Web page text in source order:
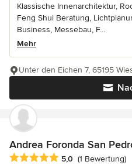
Klassische Innenarchitektur,
Feng Shui Beratung,
Business, Messebau, F...
Mehr
Unter den Eichen 7, 65195
Andrea Foronda San
Durchschnittliche Bewertung:
5,0 (1 Bewertung)